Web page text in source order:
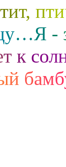
тит, пти
у…Я -
т к сол
й бамб